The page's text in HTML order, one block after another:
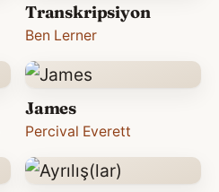
Transkripsiyon
Ben Lerner
James
Percival Everett